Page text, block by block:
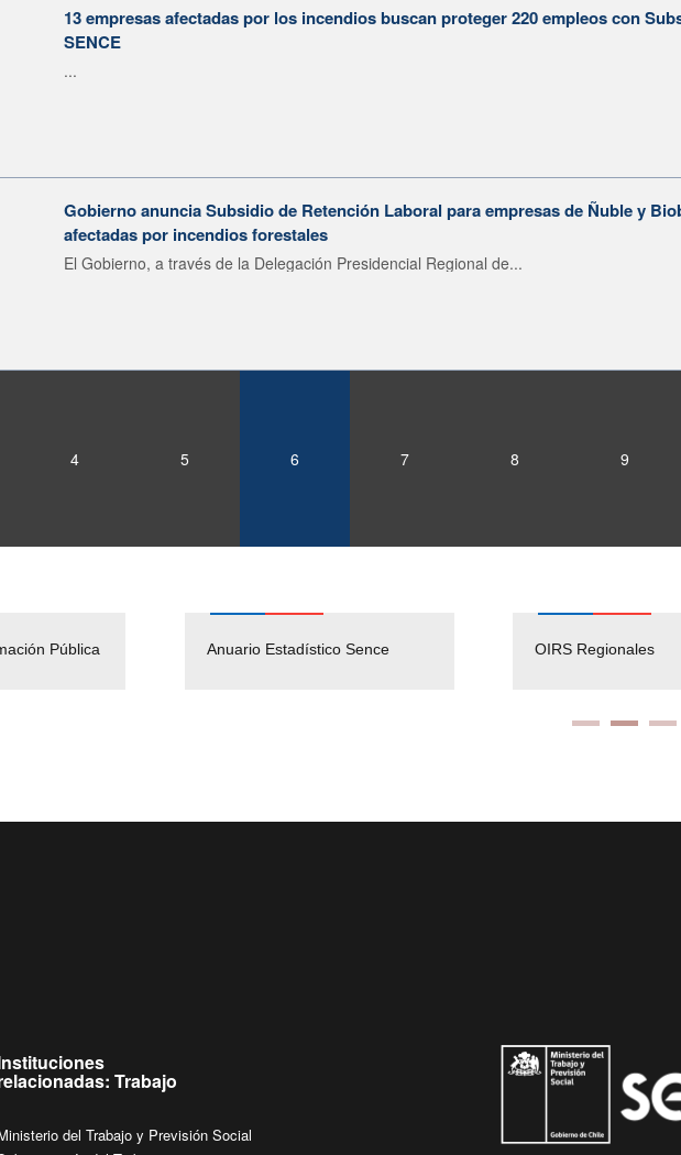
13 empresas afectadas por los incendios buscan proteger 220 empleos con
SENCE
...
Gobierno anuncia Subsidio de Retención Laboral para empresas de Ñuble y
afectadas por incendios forestales
El Gobierno, a través de la Delegación Presidencial Regional de...
4 5 6 7 8 9
Pública Anuario Estadístico Sence
Empleos Públicos
Solicitud Audiencias y
OIRS Regionales
Trabajo
del Trabajo y Previsión Social